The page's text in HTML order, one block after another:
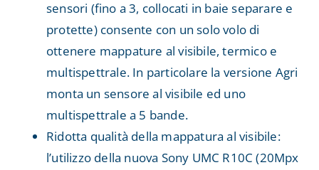
sensori (fino a 3, collocati in baie separare e
protette) consente con un solo volo di
ottenere mappature al visibile, termico e
multispettrale. In particolare la versione Agri
monta un sensore al visibile ed uno
multispettrale a 5 bande.
Ridotta qualità della mappatura al visibile:
l’utilizzo della nuova Sony UMC R10C (20Mpx